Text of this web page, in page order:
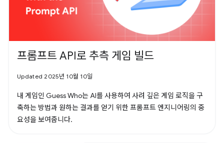
프롬프트 API로 추측 게임 빌드
Updated 2025년 10월 10일
내 게임인 Guess Who는 AI를 사용하여 사려 깊은 게임 로직을 구
축하는 방법과 원하는 결과를 얻기 위한 프롬프트 엔지니어링의 중
요성을 보여줍니다.